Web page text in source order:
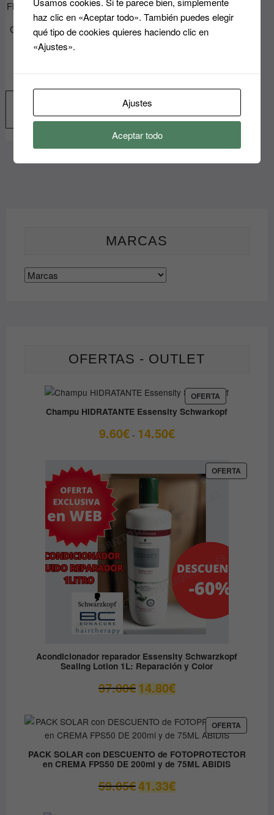
producto
Flúor BIO SPIRAL ·
FLUORINE
COLOUR BIFULL
PERFECT
BEAUTY
7.60€
opciones
producto
tiene
elegir
en
MARCAS
OFERTAS - OUTLET
OFERTA PRODUCTO
EN
OFERTA
Champu HIDRATANTE Essensity Schwarkopf
9.60€ - 14.50€Rango
9.60€
OFERTA
EN
Acondicionador reparador Essensity Schwarzkopf
Sealing Lotion 1L: Reparación y Color
37.00€ El
precio
era:
37.00€.
14.80€El
precio
es:
14.80€.
OFERTA
EN
PACK SOLAR con DESCUENTO de FOTOPROTECTOR
en CREMA FPS50 DE 200ml y de 75ML ABIDIS
59.05€ El
precio
41.33€El
precio
haz clic en «Aceptar todo». También puedes elegir
qué tipo de cookies quieres haciendo clic en
«Ajustes».
Ajustes
Aceptar todo